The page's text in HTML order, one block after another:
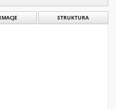
STRUKTURA